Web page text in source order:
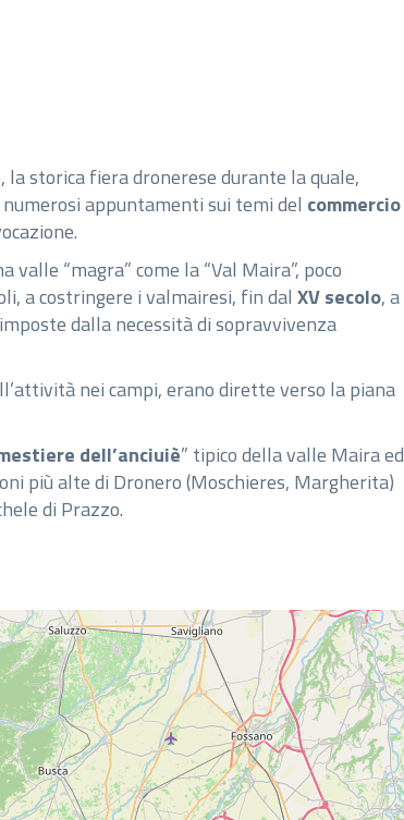
storica fiera dronerese durante la quale,
appuntamenti sui temi del commercio
“magra” come la “Val Maira”, poco
a costringere i valmairesi, fin dal XV secolo, a
dalla necessità di sopravvivenza
nei campi, erano dirette verso la piana
dell’anciuiè” tipico della valle Maira ed
più alte di Dronero (Moschieres, Margherita)
di Prazzo.